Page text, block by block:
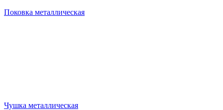
Поковка металлическая
Чушка металлическая